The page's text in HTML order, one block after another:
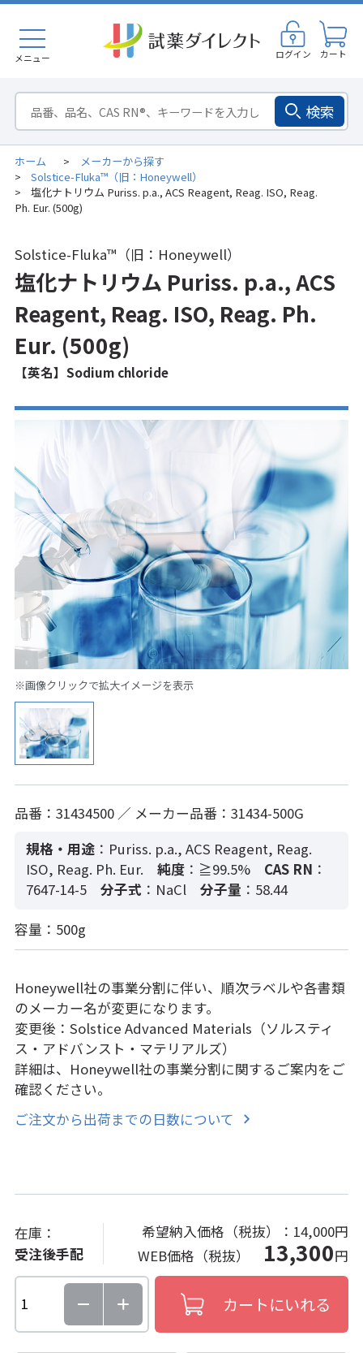
メニュー ログイン カート
検索
ホーム > メーカーから探す
> Solstice-Fluka™（旧：Honeywell）
>
塩化ナトリウム Puriss. p.a., ACS Reagent, Reag. ISO, Reag.
Ph. Eur. (500g)
Solstice-Fluka™（旧：Honeywell）
塩化ナトリウム Puriss. p.a., ACS
Reagent, Reag. ISO, Reag. Ph.
Eur. (500g)
【英名】Sodium chloride
※画像クリックで拡大イメージを表示
品番：31434500 ／ メーカー品番：31434-500G
規格・用途 ：Puriss. p.a., ACS Reagent, Reag.
ISO, Reag. Ph. Eur.
純度：≧99.5% CAS RN ：
7647-14-5
分子式 ：NaCl 分子量 ：58.44
容量：500g
Honeywell社の事業分割に伴い、順次ラベルや各書類
のメーカー名が変更になります。
変更後：Solstice Advanced Materials（ソルスティ
ス・アドバンスト・マテリアルズ）
詳細は、Honeywell社の事業分割に関するご案内をご
確認ください。
ご注文から出荷までの日数について
在庫：
受注後手配
希望納入価格（税抜）： 14,000円
WEB価格（税抜） 13,300円